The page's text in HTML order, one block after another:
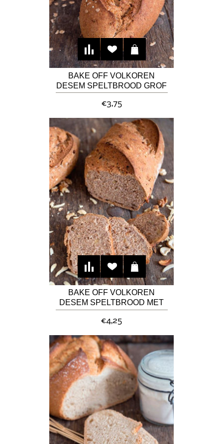
BAKE OFF VOLKOREN
DESEM SPELTBROOD GROF
€3,75
BAKE OFF VOLKOREN
DESEM SPELTBROOD MET
NOTEN
€4,25